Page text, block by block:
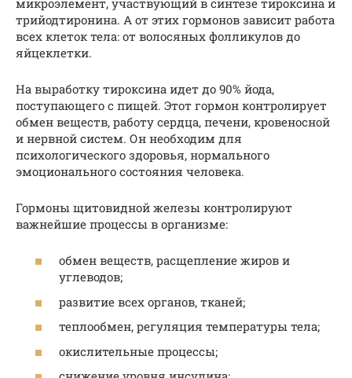
трийодтиронина. А от этих гормонов зависит работа
всех клеток тела: от волосяных фолликулов до
яйцеклетки.
На выработку тироксина идет до 90% йода,
поступающего с пищей. Этот гормон контролирует
обмен веществ, работу сердца, печени, кровеносной
и нервной систем. Он необходим для
психологического здоровья, нормального
эмоционального состояния человека.
Гормоны щитовидной железы контролируют
важнейшие процессы в организме:
обмен веществ, расщепление жиров и
углеводов;
развитие всех органов, тканей;
теплообмен, регуляция температуры тела;
окислительные процессы;